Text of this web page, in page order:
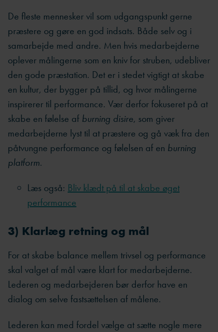
De fleste mennesker vil som udgangspunkt gerne
præstere og gøre en god indsats. Både selv og i
samarbejde med andre. Men hvis medarbejderne
oplever målingerne som en kniv for struben, udebliver
den gode præstation. Det er i stedet vigtigt at skabe
en kultur, der bygger på tillid, og hvor målingerne
inspirerer til performance. Vær derfor fokuseret på at
skabe en følelse af burning disire, som giver
medarbejderne lyst til at præstere og gå væk fra den
påtvungne performance og følelsen af en burning
platform.
Læs også: Bliv klædt på til at skabe øget
performance
3) Klarlæg retning og mål
For at skabe balance mellem trivsel og performance
skal valget af mål være klart for medarbejderne.
Lederen og medarbejderen bør derfor have en
dialog om selve fastsættelsen af målene.
Lederen kan med fordel vælge at sætte nogle mere